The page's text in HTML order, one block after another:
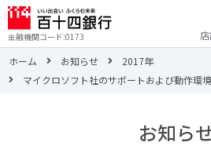
金融機関コード:0173
ホーム
お知らせ
2017年
マイクロソフト社のサポートおよび動作環
お知ら